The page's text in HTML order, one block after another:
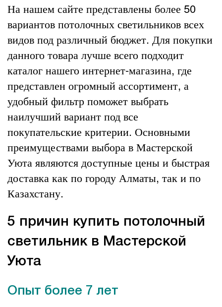
На нашем сайте представлены более 50
вариантов потолочных светильников всех
видов под различный бюджет. Для покупки
данного товара лучше всего подходит
каталог нашего интернет-магазина, где
представлен огромный ассортимент, а
удобный фильтр поможет выбрать
наилучший вариант под все
покупательские критерии. Основными
преимуществами выбора в Мастерской
Уюта являются доступные цены и быстрая
доставка как по городу Алматы, так и по
Казахстану.
5 причин купить потолочный
светильник в Мастерской
Уюта
Опыт более 7 лет